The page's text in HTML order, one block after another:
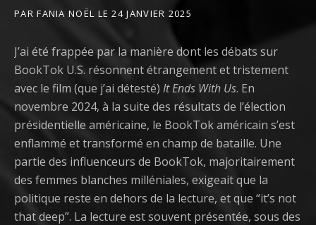
PARFANIA NOËL LE 24 JANVIER 2025
J’ai été frappée par la manière dont les débats sur
BookTok U.S. résonnent étrangement et tristement
avec le film (que j’ai détesté) It Ends With Us. En
novembre 2024, à la suite des résultats de l’élection
présidentielle américaine, le BookTok américain s’est
enflammé et transformé en champ de bataille. Une
partie des influenceurs de BookTok, majoritairement
des femmes blanches milléniales, exigeait que la
politique reste en dehors de la lecture, et que “it’s not
that deep”. La lecture est souvent présentée, sous des